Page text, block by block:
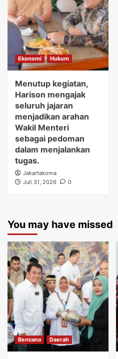
Ekonomi Hukum
Menutup kegiatan,
Harison mengajak
seluruh jajaran
menjadikan arahan
Wakil Menteri
sebagai pedoman
dalam menjalankan
tugas.
Jakartakoma
Juli 31, 2026
0
You may have missed
Bencana Daerah